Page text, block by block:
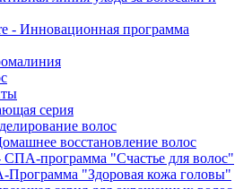
- Инновационная программа
серия
волос
восстановление волос
СПА-программа "Счастье для волос"
Программа "Здоровая кожа головы"